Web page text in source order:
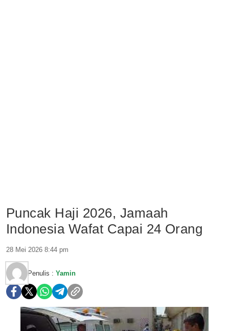
Puncak Haji 2026, Jamaah
Indonesia Wafat Capai 24 Orang
28 Mei 2026 8:44 pm
Penulis : Yamin